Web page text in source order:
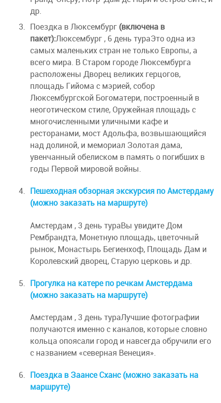
др.
Поездка в Люксембург (включена в
пакет):Люксембург , 6 день тураЭто одна из
самых маленьких стран не только Европы, а
всего мира. В Старом городе Люксембурга
расположены Дворец великих герцогов,
площадь Гийома с мэрией, собор
Люксембургской Богоматери, построенный в
неоготическом стиле, Оружейная площадь с
многочисленными уличными кафе и
ресторанами, мост Адольфа, возвышающийся
над долиной, и мемориал Золотая дама,
увенчанный обелиском в память о погибших в
годы Первой мировой войны.
Пешеходная обзорная экскурсия по Амстердаму
(можно заказать на маршруте)
Амстердам , 3 день тураВы увидите Дом
Рембрандта, Монетную площадь, цветочный
рынок, Монастырь Бегиенхоф, Площадь Дам и
Королевский дворец, Старую церковь и др.
Прогулка на катере по речкам Амстердама
(можно заказать на маршруте)
Амстердам , 3 день тураЛучшие фотографии
получаются именно с каналов, которые словно
кольца опоясали город и навсегда обручили его
с названием «северная Венеция».
Поездка в Заансе Сханс (можно заказать на
маршруте)